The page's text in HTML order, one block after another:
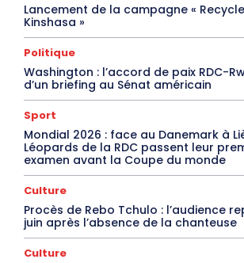
Lancement de la campagne «
Kinshasa »
Politique
Washington : l’accord de paix RDC-
d’un briefing au Sénat américain
Sport
Mondial 2026 : face au Danemark à
Léopards de la RDC passent leur
examen avant la Coupe du monde
Culture
Procès de Rebo Tchulo : l’audience
juin après l’absence de la chanteuse
Culture